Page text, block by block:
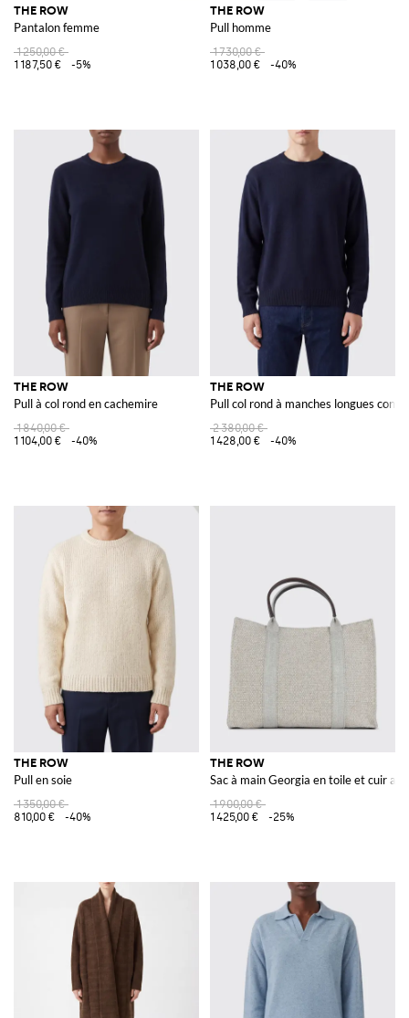
THE ROW
Pantalon femme
1 250,00 €
1 187,50 €
-5%
THE ROW
Pull homme
1 730,00 €
1 038,00 €
-40%
THE ROW
Pull à col rond en cachemire
1 840,00 €
1 104,00 €
-40%
THE ROW
Pull col rond à manches longues
2 380,00 €
1 428,00 €
-40%
THE ROW
Pull en soie
1 350,00 €
810,00 €
-40%
THE ROW
Sac à main Georgia en toile et cuir
1 900,00 €
1 425,00 €
-25%